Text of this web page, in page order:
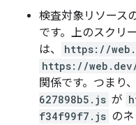
検査対象リソース
です。上のスクリ
は、
https://
https://
関係です。つまり、
627898b5.js が
f34f99f7.js の